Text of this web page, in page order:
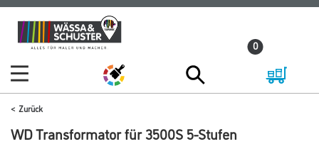
Zum
Inhalt
Zum
Navigationsmenü
0
Zurück
WD Transformator für 3500S 5-Stufen